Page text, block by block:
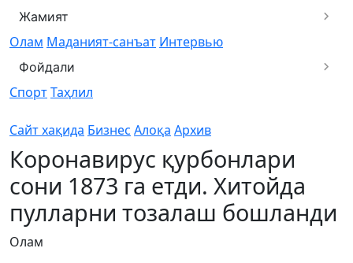
Жамият
Олам Маданият-санъат Интервью
Фойдали
СпортТаҳлил
Сайт хақида Бизнес Алоқа Архив
Коронавирус қурбонлари
сони 1873 га етди. Хитойда
пулларни тозалаш бошланди
Олам